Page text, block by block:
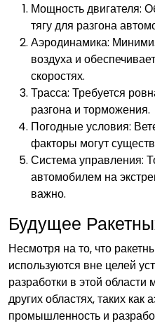
Мощность двигателя:
тягу для разгона
Аэродинамика:
воздуха и
скоростях.
Трасса: Требуется
разгона и торможения.
Погодные условия:
факторы могут
Система управления:
автомобилем на
важно.
Будущее
Несмотря на то‚ что
используются вне целей
разработки в этой
других областях‚ таких как
промышленность и